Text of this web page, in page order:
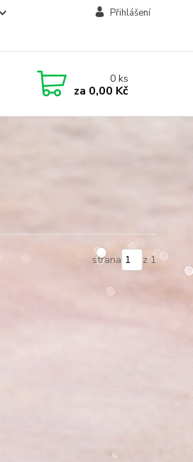
Přihlášení
0ks
za 0,00 Kč
strana z 1